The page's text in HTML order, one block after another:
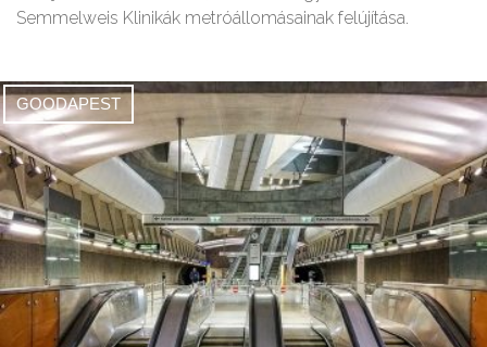
Semmelweis Klinikák metróállomásainak felújítása.
GOODAPEST